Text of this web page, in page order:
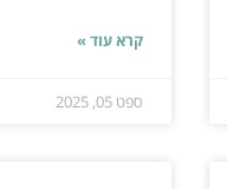
קרא עוד »
ספט 05, 2025